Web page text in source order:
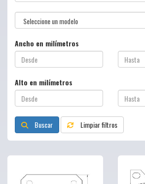
Ancho en milímetros
Alto en milímetros
Buscar Limpiar filtros